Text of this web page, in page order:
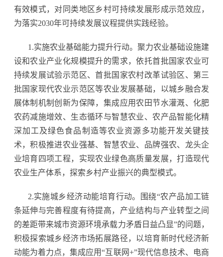
有效模式，对同类地区乡村可持续发展形成示范效应，
为落实2030年可持续发展议程提供实践经验。
1.实施农业基础能力提升行动。聚力农业基础设施建
设和农业产业化规模提升的需求，依托首批国家农业可
持续发展试验示范区、首批国家农村改革试验区、第三
批国家现代农业示范区等农业发展基础，以城乡融合发
展体制机制创新为保障，集成应用农田节水灌溉、化肥
农药减施增效、生态循环与智慧农业、农产品智能化精
深加工及绿色食品制造等农业资源多功能开发关键技
术，积极推进农业强基、智慧农业、品牌强农、龙头企
业培育四项工程，实现农业绿色高质量发展，打造现代
农业生产体系，探索乡村产业振兴的典型模式。
2.实施城乡经济动能培育行动。围绕“农产品加工链
条延伸与完善程度有待提高，产业结构与产业转型之间
的差距带来城市资源环境承载力矛盾日益凸显”的问题，
积极探索城乡经济市场拓展路径，以培育新时代经济新
动能为着力点，集成应用“互联网+”现代信息技术、电商